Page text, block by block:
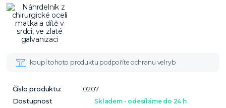
Číslo produktu:
0207
Dostupnost
Skladem - odesíláme do 24 h